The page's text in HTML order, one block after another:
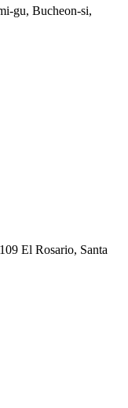
gu, Bucheon-si,
El Rosario, Santa